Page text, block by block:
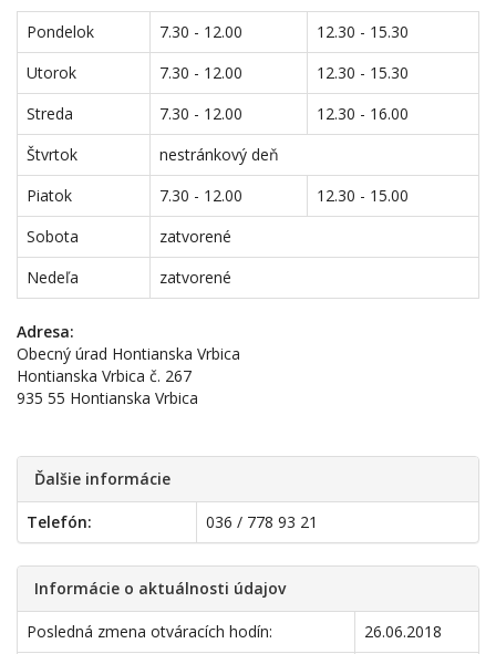
Pondelok 7.30 - 12.00
12.30 - 15.30
Utorok
7.30 - 12.00
12.30 - 15.30
Streda
7.30 - 12.00
12.30 - 16.00
Štvrtok
nestránkový deň
Piatok
7.30 - 12.00
12.30 - 15.00
Sobota
zatvorené
Nedeľa
zatvorené
Adresa:
Obecný úrad Hontianska Vrbica
Hontianska Vrbica č. 267
935 55 Hontianska Vrbica
Ďalšie informácie
Telefón: 036 / 778 93 21
Informácie o aktuálnosti údajov
Posledná zmena otváracích hodín:
26.06.2018